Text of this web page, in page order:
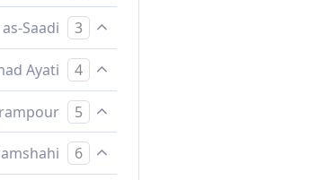
بی‌گمان، الله
3
tafsir.
4
خدا به باز
5
بى‌ترديد،
6